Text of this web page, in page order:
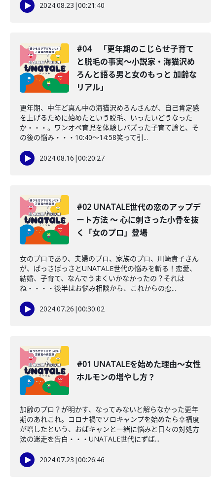
2024.08.23 |00:21:40
#04 「更年期のこじらせ子育て
と脱毛の事実〜小説家・海猫沢め
ろんと語る男と女のもっと 加齢な
リアル」
更年期、中年ど真ん中の海猫沢めろんさんが、自己肯定感
を上げるために始めたという脱毛、いったいどうなった
か・・・。ワンオペ育児を体験しバズった子育て論と、そ
の後の悩み・・・10:40〜14:58笑って引...
2024.08.16 |00:20:27
#02 UNATALE世代の恋のアップデ
ート方法 〜 心に刺さった小骨を抜
く「女のプロ」登場
女のプロであり、夫婦のプロ、家族のプロ、川崎貴子さん
が、ばっさばっさとUNATALE世代の悩みを斬る！恋愛、
結婚、子育て、なんでうまくいかなかったの？それは
ね・・・・後半はお悩み相談から、これからの恋...
2024.07.26 |00:30:02
#01 UNATALEを始めた理由〜女性
ホルモンの増やし方？
加齢のプロ？が明かす、なってみないと解らなかった更年
期のあれこれ。コロナ禍でソロキャンプを始めたら幸福度
が増したという、おばキャンと一緒に悩みと日々の対処方
法の迷走を告白・・・UNATALE世代にずば...
2024.07.23 |00:26:46